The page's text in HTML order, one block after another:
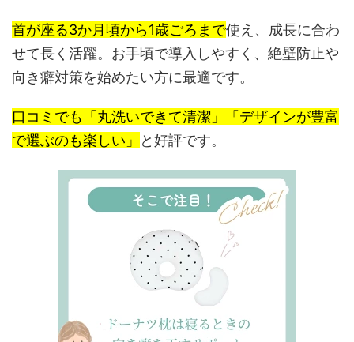
首が座る3か月頃から1歳ごろまで使え、成長に合わ
せて長く活躍。お手頃で導入しやすく、絶壁防止や
向き癖対策を始めたい方に最適です。
口コミでも「丸洗いできて清潔」「デザインが豊富
で選ぶのも楽しい」
と好評です。